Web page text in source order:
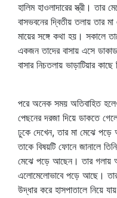
হালিম হাওলাদারের স্ত্রী।
বাসভবনের দ্বিতীয় তলায় তার
মায়ের সঙ্গে কথা হয়। সকালে
একজন তাদের বাসায় এসে
বাসার নিচতলায় ভাড়াটিয়ার কাছে
পরে অনেক সময় অতিবাহিত হলেও
পেছনের দরজা দিয়ে ডাকতে
ঢুকে দেখেন, তার মা মেঝে পড়ে
তাকে বিষয়টি ফোনে জানালে
মেঝে পড়ে আছেন। তার গলায়
এলোমেলোভাবে পড়ে আছে।
উদ্ধার করে হাসপাতালে নিয়ে